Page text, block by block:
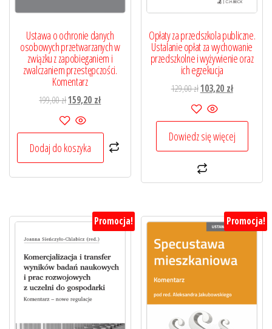
Ustawa o ochronie danych
osobowych przetwarzanych w
związku z zapobieganiem i
zwalczaniem przestępczości.
Komentarz
199,00złPierwotna
cena
wynosiła:
199,00 zł.
159,20 złAktualna
159,20 zł.
Dodaj do koszyka
Opłaty za przedszkola publiczne.
Ustalanie opłat za wychowanie
przedszkolne i wyżywienie oraz
ich egzekucja
129,00złPierwotna
cena
wynosiła:
129,00 zł.
103,20 złAktualna
103,20 zł.
Dowiedz się więcej
Promocja! Promocja!